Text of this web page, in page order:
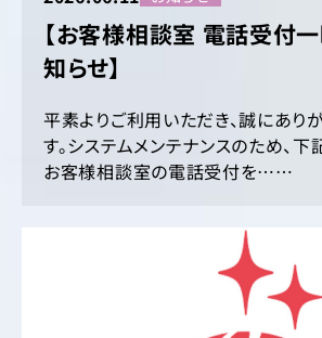
【お客様相談室 電話受付
知らせ】
平素よりご利用いただき、誠にあり
す。システムメンテナンスのため、
お客様相談室の電話受付を……